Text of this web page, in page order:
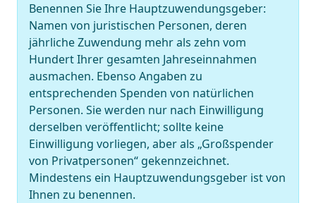
Benennen Sie Ihre Hauptzuwendungsgeber:
Namen von juristischen Personen, deren
jährliche Zuwendung mehr als zehn vom
Hundert Ihrer gesamten Jahreseinnahmen
ausmachen. Ebenso Angaben zu
entsprechenden Spenden von natürlichen
Personen. Sie werden nur nach Einwilligung
derselben veröffentlicht; sollte keine
Einwilligung vorliegen, aber als „Großspender
von Privatpersonen“ gekennzeichnet.
Mindestens ein Hauptzuwendungsgeber ist von
Ihnen zu benennen.